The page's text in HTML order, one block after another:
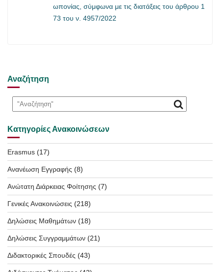
ωπονίας, σύμφωνα με τις διατάξεις του άρθρου 1
73 του ν. 4957/2022
Αναζήτηση
Κατηγορίες Ανακοινώσεων
Erasmus (17)
Ανανέωση Εγγραφής (8)
Ανώτατη Διάρκειας Φοίτησης (7)
Γενικές Ανακοινώσεις (218)
Δηλώσεις Μαθημάτων (18)
Δηλώσεις Συγγραμμάτων (21)
Διδακτορικές Σπουδές (43)